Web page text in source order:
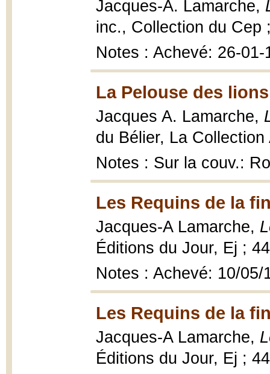
Jacques-A. Lamarche,
inc., Collection du Cep
Notes : Achevé: 26-01-
La Pelouse des
Jacques A. Lamarche,
du Bélier, La
Notes : Sur la couv.:
Les Requins de la
Jacques-A Lamarche,
Éditions du Jour, Ej ;
Notes : Achevé: 10/05/
Les Requins de la
Jacques-A Lamarche,
Éditions du Jour, Ej ;